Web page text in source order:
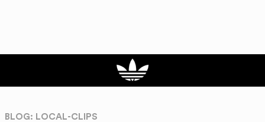
BLOG: LOCAL-CLIPS